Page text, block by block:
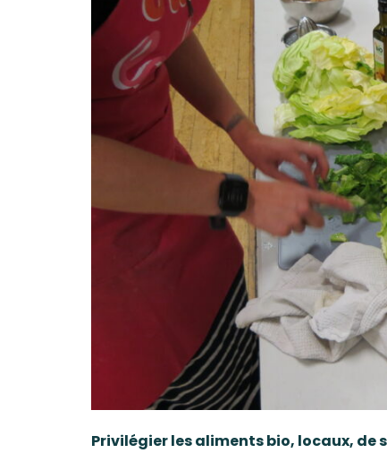
Privilégier les aliments bio, locaux, de